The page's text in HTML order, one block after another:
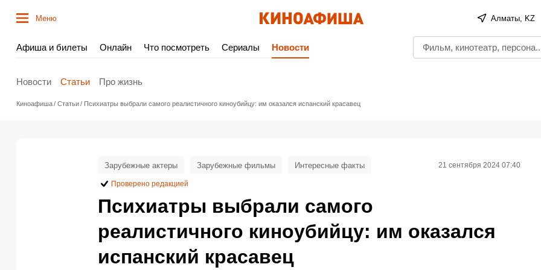
Меню Алматы, KZ
Афиша и билеты Онлайн Что посмотреть Сериалы Новости
Новости Статьи Про жизнь
Киноафиша Статьи Психиатры выбрали самого реалистичного киноубийцу: им оказался испанский красавец
Психиатры выбрали самого
реалистичного киноубийцу: им оказался
испанский красавец
Зарубежные актеры Зарубежные фильмы Интересные факты 21 сентября 2024 07:40
Проверено редакцией